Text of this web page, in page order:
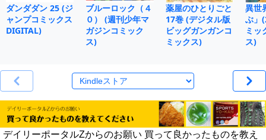
ダンダダン 25 (ジ
ャンプコミックス
DIGITAL)
ブルーロック（４
０） (週刊少年マ
ガジンコミック
ス)
薬屋のひとりごと
17巻 (デジタル版
ビッグガンガンコ
ミックス)
異世
ぶ」
ミッ
ス)
デイリーポータルZからのお願い 買って良かったものを教え